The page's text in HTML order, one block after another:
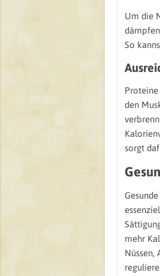
Um die
So
Proteine
den
sorgt
mehr
Nüssen,